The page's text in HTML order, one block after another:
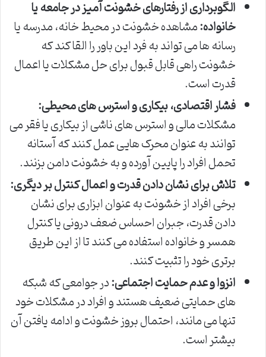
الگوبرداری از رفتارهای خشونت آمیز در جامعه یا
خانواده:مشاهده خشونت در محیط خانه، مدرسه یا
رسانه ها می تواند به فرد این باور را القا کند که
خشونت راهی قابل قبول برای حل مشکلات یا اعمال
قدرت است.
فشار اقتصادی، بیکاری و استرس های محیطی:
مشکلات مالی و استرس های ناشی از بیکاری یا فقر می
توانند به عنوان محرک هایی عمل کنند که آستانه
تحمل افراد را پایین آورده و به خشونت دامن بزنند.
تلاش برای نشان دادن قدرت و اعمال کنترل بر دیگری:
برخی افراد از خشونت به عنوان ابزاری برای نشان
دادن قدرت، جبران احساس ضعف درونی یا کنترل
همسر و خانواده استفاده می کنند تا از این طریق
برتری خود را تثبیت کنند.
انزوا و عدم حمایت اجتماعی:در جوامعی که شبکه
های حمایتی ضعیف هستند و افراد در مشکلات خود
تنها می مانند، احتمال بروز خشونت و ادامه یافتن آن
بیشتر است.